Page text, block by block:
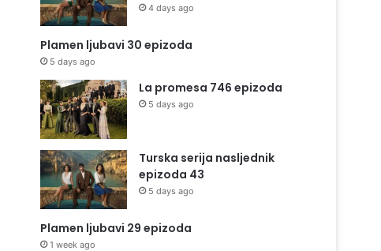
4 days ago
Plamen ljubavi 30 epizoda
5 days ago
La promesa 746 epizoda
5 days ago
Turska serija nasljednik
epizoda 43
5 days ago
Plamen ljubavi 29 epizoda
1 week ago